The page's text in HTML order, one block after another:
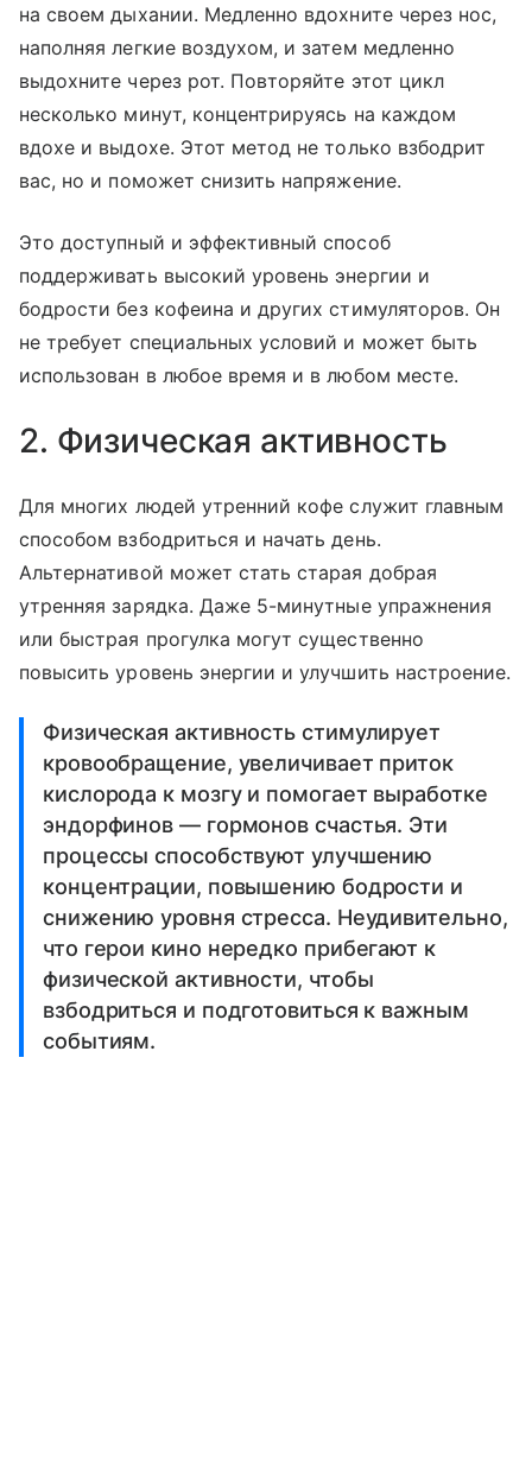
на своем дыхании. Медленно вдохните через нос,
наполняя легкие воздухом, и затем медленно
выдохните через рот. Повторяйте этот цикл
несколько минут, концентрируясь на каждом
вдохе и выдохе. Этот метод не только взбодрит
вас, но и поможет снизить напряжение.
Это доступный и эффективный способ
поддерживать высокий уровень энергии и
бодрости без кофеина и других стимуляторов. Он
не требует специальных условий и может быть
использован в любое время и в любом месте.
2. Физическая активность
Для многих людей утренний кофе служит главным
способом взбодриться и начать день.
Альтернативой может стать старая добрая
утренняя зарядка. Даже 5-минутные упражнения
или быстрая прогулка могут существенно
повысить уровень энергии и улучшить настроение.
Физическая активность стимулирует
кровообращение, увеличивает приток
кислорода к мозгу и помогает выработке
эндорфинов — гормонов счастья. Эти
процессы способствуют улучшению
концентрации, повышению бодрости и
снижению уровня стресса. Неудивительно,
что герои кино нередко прибегают к
физической активности, чтобы
взбодриться и подготовиться к важным
событиям.